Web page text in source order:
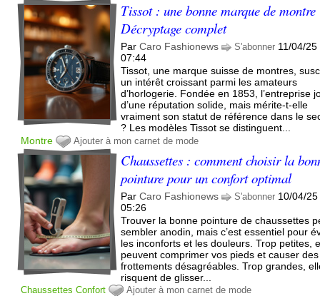
Tissot : une bonne marque de montre
Décryptage complet
ParCaro Fashionews S'abonner 11/04/25
07:44
Tissot, une marque suisse de montres,
un intérêt croissant parmi les amateurs
d’horlogerie. Fondée en 1853, l’entreprise
d’une réputation solide, mais mérite-t-elle
vraiment son statut de référence dans le
? Les modèles Tissot se distinguent...
Montre
Ajouter à mon carnet de mode
Chaussettes : comment choisir la
pointure pour un confort optimal
ParCaro Fashionews S'abonner 10/04/25
05:26
Trouver la bonne pointure de chaussettes
sembler anodin, mais c’est essentiel pour
les inconforts et les douleurs. Trop petites,
peuvent comprimer vos pieds et causer des
frottements désagréables. Trop grandes,
risquent de glisser...
Chaussettes Confort Ajouter à mon carnet de mode